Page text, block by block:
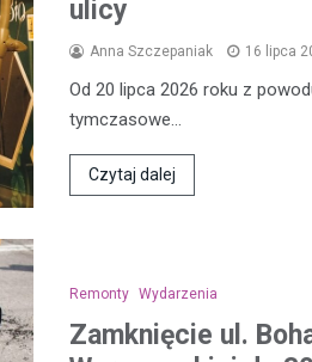
ulicy
Anna Szczepaniak 16 lipca
Od 20 lipca 2026 roku z
tymczasowe…
Czytaj dalej
Remonty Wydarzenia
Zamknięcie ul.